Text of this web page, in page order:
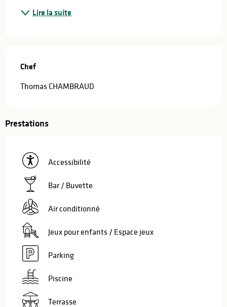
Lire la suite
Chef
Chef
Thomas CHAMBRAUD
Prestations
Accessibilité
Bar / Buvette
Air conditionné
Jeux pour enfants / Espace jeux
Parking
Piscine
Terrasse